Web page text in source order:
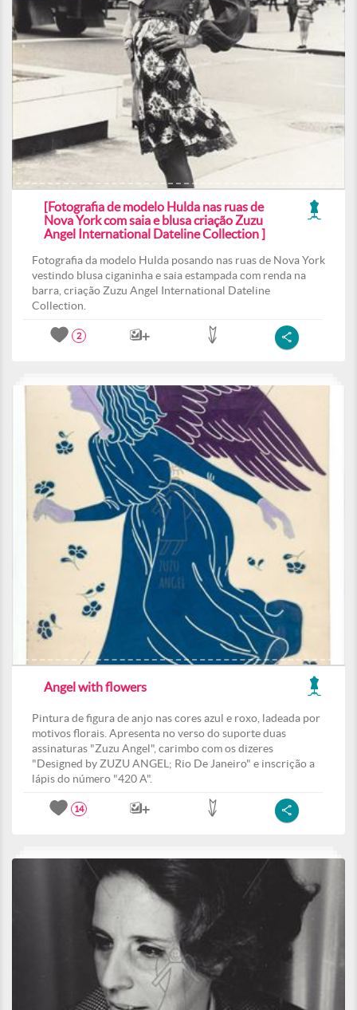
[Fotografia de modelo Hulda nas ruas de
Nova York com saia e blusa criação Zuzu
Angel International Dateline Collection ]
Fotografia da modelo Hulda posando nas ruas de Nova York
vestindo blusa ciganinha e saia estampada com renda na
barra, criação Zuzu Angel International Dateline
Collection.
2
Angel with flowers
Pintura de figura de anjo nas cores azul e roxo, ladeada por
motivos florais. Apresenta no verso do suporte duas
assinaturas "Zuzu Angel", carimbo com os dizeres
"Designed by ZUZU ANGEL; Rio De Janeiro" e inscrição a
lápis do número "420 A".
14